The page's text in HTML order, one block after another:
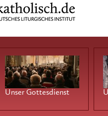
Unser Gottesdienst